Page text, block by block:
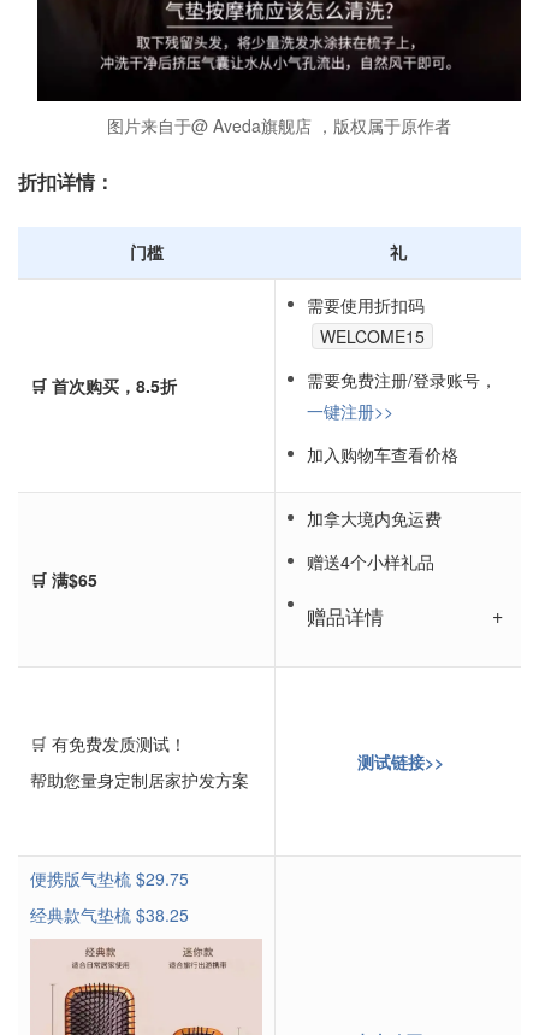
图片来自于@ Aveda旗舰店 ，版权属于原作者
折扣详情：
门槛 礼
🛒 首次购买，8.5折
需要使用折扣码
WELCOME15
需要免费注册/登录账号，
一键注册>>
加入购物车查看价格
🛒 满$65
加拿大境内免运费
赠送4个小样礼品
赠品详情
🛒 有免费发质测试！
帮助您量身定制居家护发方案
测试链接>>
便携版气垫梳 $29.75
经典款气垫梳 $38.25